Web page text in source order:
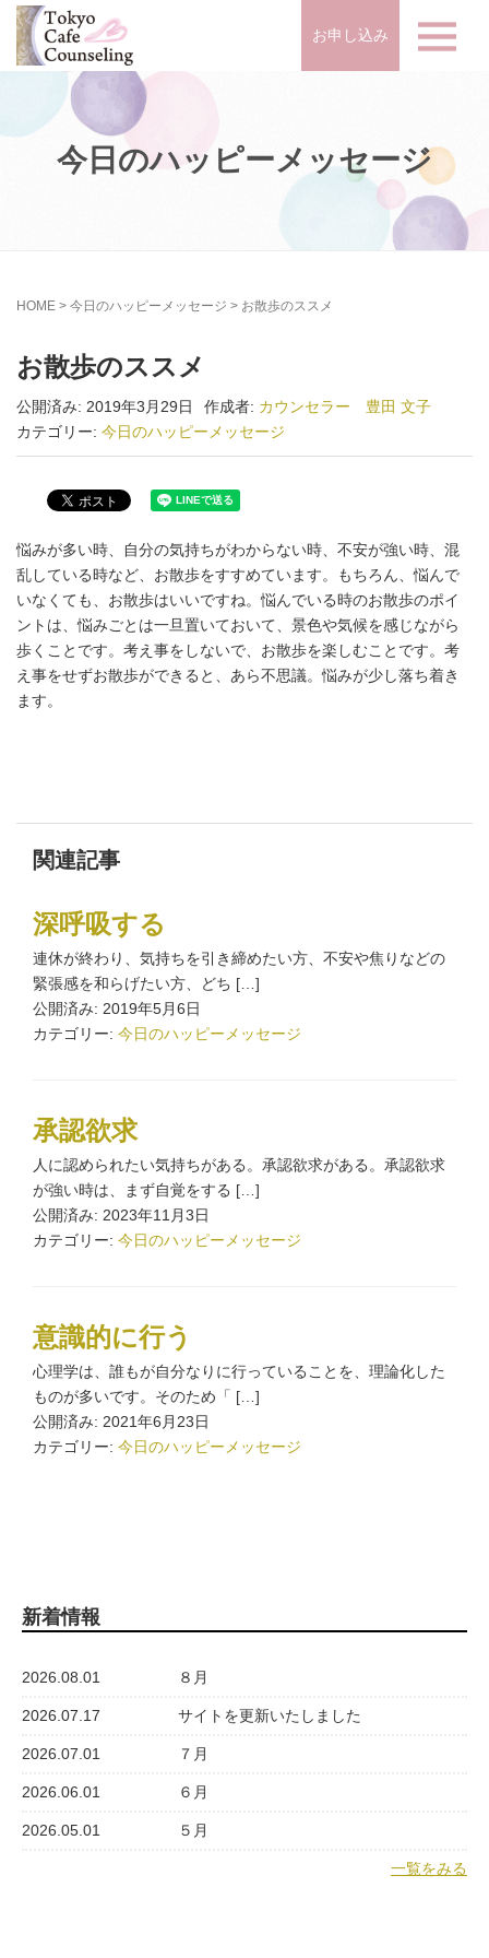
お申し込み
今日のハッピーメッセージ
HOME > 今日のハッピーメッセージ > お散歩のススメ
お散歩のススメ
公開済み: 2019年3月29日 作成者: カウンセラー 豊田 文子
カテゴリー: 今日のハッピーメッセージ
悩みが多い時、自分の気持ちがわからない時、不安が強い時、混
乱している時など、お散歩をすすめています。もちろん、悩んで
いなくても、お散歩はいいですね。悩んでいる時のお散歩のポイ
ントは、悩みごとは一旦置いておいて、景色や気候を感じながら
歩くことです。考え事をしないで、お散歩を楽しむことです。考
え事をせずお散歩ができると、あら不思議。悩みが少し落ち着き
ます。
関連記事
深呼吸する
連休が終わり、気持ちを引き締めたい方、不安や焦りなどの
緊張感を和らげたい方、どち […]
公開済み: 2019年5月6日
カテゴリー: 今日のハッピーメッセージ
承認欲求
人に認められたい気持ちがある。承認欲求がある。承認欲求
が強い時は、まず自覚をする […]
公開済み: 2023年11月3日
カテゴリー: 今日のハッピーメッセージ
意識的に行う
心理学は、誰もが自分なりに行っていることを、理論化した
ものが多いです。そのため「 […]
公開済み: 2021年6月23日
カテゴリー: 今日のハッピーメッセージ
新着情報
2026.08.01 ８月
2026.07.17 サイトを更新いたしました
2026.07.01 ７月
2026.06.01 ６月
2026.05.01 ５月
一覧をみる